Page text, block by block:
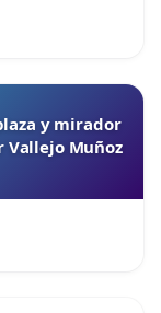
y mirador
Vallejo Muñoz